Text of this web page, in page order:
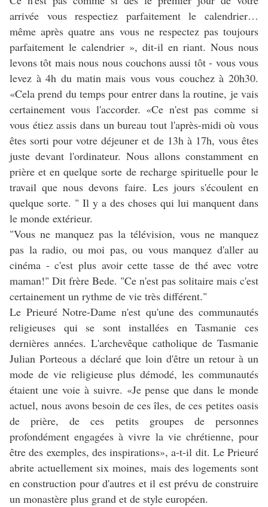
arrivée vous respectiez parfaitement le calendrier…
même après quatre ans vous ne respectez pas toujours
parfaitement le calendrier », dit-il en riant. Nous nous
levons tôt mais nous nous couchons aussi tôt - vous vous
levez à 4h du matin mais vous vous couchez à 20h30.
«Cela prend du temps pour entrer dans la routine, je vais
certainement vous l'accorder. «Ce n'est pas comme si
vous étiez assis dans un bureau tout l'après-midi où vous
êtes sorti pour votre déjeuner et de 13h à 17h, vous êtes
juste devant l'ordinateur. Nous allons constamment en
prière et en quelque sorte de recharge spirituelle pour le
travail que nous devons faire. Les jours s'écoulent en
quelque sorte. " Il y a des choses qui lui manquent dans
le monde extérieur.
"Vous ne manquez pas la télévision, vous ne manquez
pas la radio, ou moi pas, ou vous manquez d'aller au
cinéma - c'est plus avoir cette tasse de thé avec votre
maman!" Dit frère Bede. "Ce n'est pas solitaire mais c'est
certainement un rythme de vie très différent."
Le Prieuré Notre-Dame n'est qu'une des communautés
religieuses qui se sont installées en Tasmanie ces
dernières années. L'archevêque catholique de Tasmanie
Julian Porteous a déclaré que loin d'être un retour à un
mode de vie religieuse plus démodé, les communautés
étaient une voie à suivre. «Je pense que dans le monde
actuel, nous avons besoin de ces îles, de ces petites oasis
de prière, de ces petits groupes de personnes
profondément engagées à vivre la vie chrétienne, pour
être des exemples, des inspirations», a-t-il dit. Le Prieuré
abrite actuellement six moines, mais des logements sont
en construction pour d'autres et il est prévu de construire
un monastère plus grand et de style européen.